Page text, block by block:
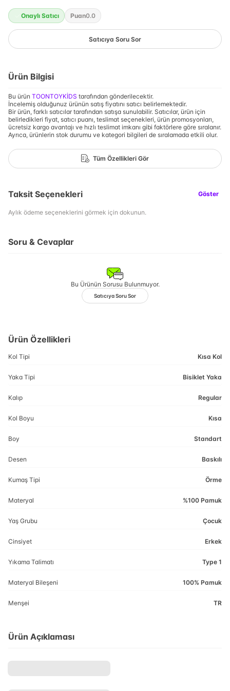
Onaylı Satıcı Puan0.0
Satıcıya Soru Sor
Ürün Bilgisi
Bu ürün TOONTOYKİDS tarafından gönderilecektir.
İncelemiş olduğunuz ürünün satış fiyatını satıcı belirlemektedir.
Bir ürün, farklı satıcılar tarafından satışa sunulabilir. Satıcılar, ürün için
belirledikleri fiyat, satıcı puanı, teslimat seçenekleri, ürün promosyonları,
ücretsiz kargo avantajı ve hızlı teslimat imkanı gibi faktörlere göre sıralanır.
Ayrıca, ürünlerin stok durumu ve kategori bilgileri de sıralamada etkili olur.
Tüm Özellikleri Gör
Taksit Seçenekleri Göster
Aylık ödeme seçeneklerini görmek için dokunun.
Soru & Cevaplar
Bu Ürünün Sorusu Bulunmuyor.
Satıcıya Soru Sor
Ürün Özellikleri
Kol Tipi Kısa Kol
Yaka Tipi Bisiklet Yaka
Kalıp Regular
Kol Boyu Kısa
Boy Standart
Desen Baskılı
Kumaş Tipi Örme
Materyal %100 Pamuk
Yaş Grubu Çocuk
Cinsiyet Erkek
Yıkama Talimatı Type 1
Materyal Bileşeni 100% Pamuk
Menşei TR
Ürün Açıklaması